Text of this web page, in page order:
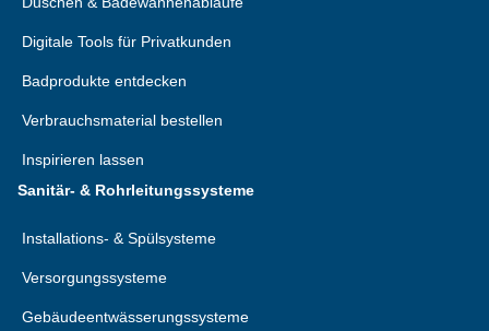
Digitale Tools für Privatkunden
Badprodukte entdecken
Verbrauchsmaterial bestellen
Inspirieren lassen
Sanitär- & Rohrleitungssysteme
Installations- & Spülsysteme
Versorgungssysteme
Gebäudeentwässerungssysteme